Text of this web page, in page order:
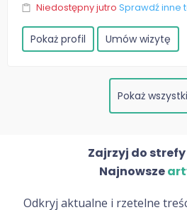
Niedostępny jutro Sprawdź inne
Pokaż profil Umów wizytę
Pokaż
Zajrzyj do
Najnowsze
Odkryj aktualne i rzetelne